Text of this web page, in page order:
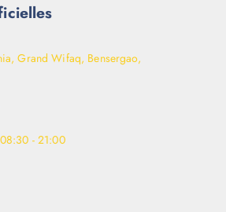
Grand Wifaq, Bensergao,
08:30 - 21:00